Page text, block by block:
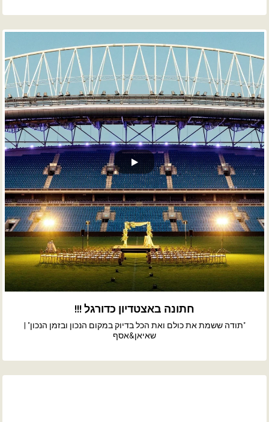
חתונה באצטדיון כדורגל !!!
"תודה ששמת את כולם ואת הכל בדיוק במקום הנכון ובזמן הנכון" |
שאיאן&אסף